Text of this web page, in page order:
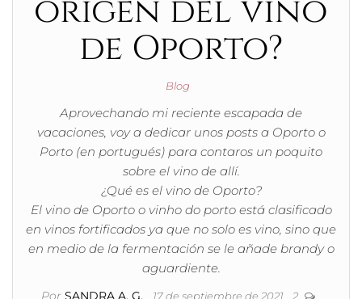
origen del vino
de Oporto?
Blog
Aprovechando mi reciente escapada de
vacaciones, voy a dedicar unos posts a Oporto o
Porto (en portugués) para contaros un poquito
sobre el vino de allí.
¿Qué es el vino de Oporto?
El vino de Oporto o vinho do porto está clasificado
en vinos fortificados ya que no solo es vino, sino que
en medio de la fermentación se le añade brandy o
aguardiente.
Por SANDRA A. G. 17 de septiembre de 2021 2